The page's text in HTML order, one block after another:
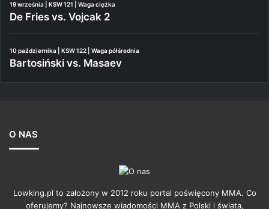
19 września | KSW 121 | Waga ciężka
De Fries vs. Vojcak 2
10 października | KSW 122 | Waga półśrednia
Bartosiński vs. Masaev
O NAS
Lowking.pl to założony w 2012 roku portal poświęcony MMA. Co
oferujemy? Najnowsze wiadomości MMA z Polski i świata,